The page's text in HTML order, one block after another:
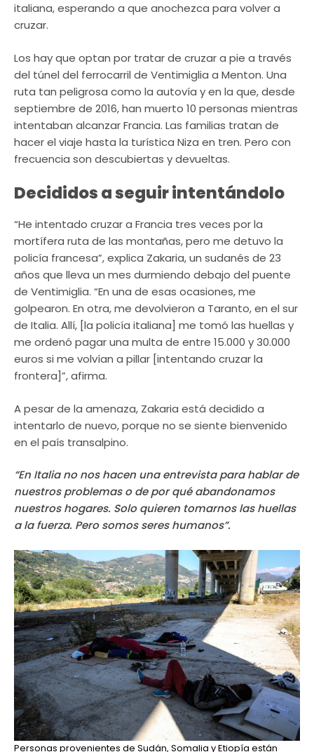
italiana, esperando a que anochezca para volver a
cruzar.
Los hay que optan por tratar de cruzar a pie a través
del túnel del ferrocarril de Ventimiglia a Menton. Una
ruta tan peligrosa como la autovía y en la que, desde
septiembre de 2016, han muerto 10 personas mientras
intentaban alcanzar Francia. Las familias tratan de
hacer el viaje hasta la turística Niza en tren. Pero con
frecuencia son descubiertas y devueltas.
Decididos a seguir intentándolo
“He intentado cruzar a Francia tres veces por la
mortífera ruta de las montañas, pero me detuvo la
policía francesa”, explica Zakaria, un sudanés de 23
años que lleva un mes durmiendo debajo del puente
de Ventimiglia. “En una de esas ocasiones, me
golpearon. En otra, me devolvieron a Taranto, en el sur
de Italia. Allí, [la policía italiana] me tomó las huellas y
me ordenó pagar una multa de entre 15.000 y 30.000
euros si me volvían a pillar [intentando cruzar la
frontera]”, afirma.
A pesar de la amenaza, Zakaria está decidido a
intentarlo de nuevo, porque no se siente bienvenido
en el país transalpino.
“En Italia no nos hacen una entrevista para hablar de
nuestros problemas o de por qué abandonamos
nuestros hogares. Solo quieren tomarnos las huellas
a la fuerza. Pero somos seres humanos”.
Personas provenientes de Sudán, Somalia y Etiopía están